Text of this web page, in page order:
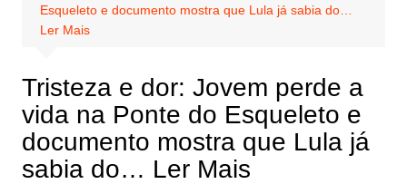
Esqueleto e documento mostra que Lula já sabia do…
Ler Mais
Tristeza e dor: Jovem perde a
vida na Ponte do Esqueleto e
documento mostra que Lula já
sabia do… Ler Mais